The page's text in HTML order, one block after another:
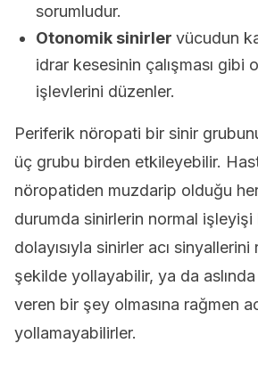
sorumludur.
Otonomik sinirler vücudun
idrar kesesinin çalışması gibi
işlevlerini düzenler.
Periferik nöropati bir sinir
üç grubu birden etkileyebilir.
nöropatiden muzdarip olduğu
durumda sinirlerin normal işleyişi
dolayısıyla sinirler acı
şekilde yollayabilir, ya da
veren bir şey olmasına rağmen
yollamayabilirler.